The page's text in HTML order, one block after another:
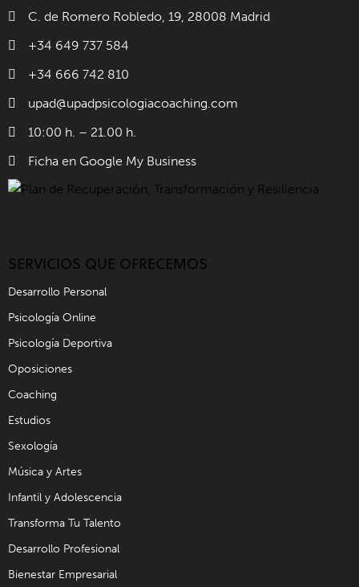
C. de Romero Robledo, 19, 28008 Madrid
+34 649 737 584
+34 666 742 810
upad@upadpsicologiacoaching.com
10:00 h. – 21.00 h.
Ficha en Google My Business
SERVICIOS QUE OFRECEMOS
Desarrollo Personal
Psicología Online
Psicología Deportiva
Oposiciones
Coaching
Estudios
Sexología
Música y Artes
Infantil y Adolescencia
Transforma Tu Talento
Desarrollo Profesional
Bienestar Empresarial